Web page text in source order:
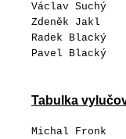
Václav
Zdeněk
Radek
Pavel
Tabulka
Michal